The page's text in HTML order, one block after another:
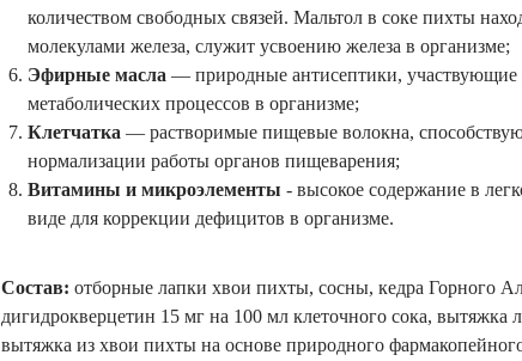
количеством свободных связей. Мальтол в соке пихты
молекулами железа, служит усвоению железа в организме;
Эфирные масла — природные антисептики, участвующие
метаболических процессов в организме;
Клетчатка — растворимые пищевые волокна,
нормализации работы органов пищеварения;
Витамины и микроэлементы - высокое содержание в
виде для коррекции дефицитов в организме.
Состав: отборные лапки хвои пихты, сосны, кедра Горного
дигидрокверцетин 15 мг на 100 мл клеточного сока, вытяжка
вытяжка из хвои пихты на основе природного